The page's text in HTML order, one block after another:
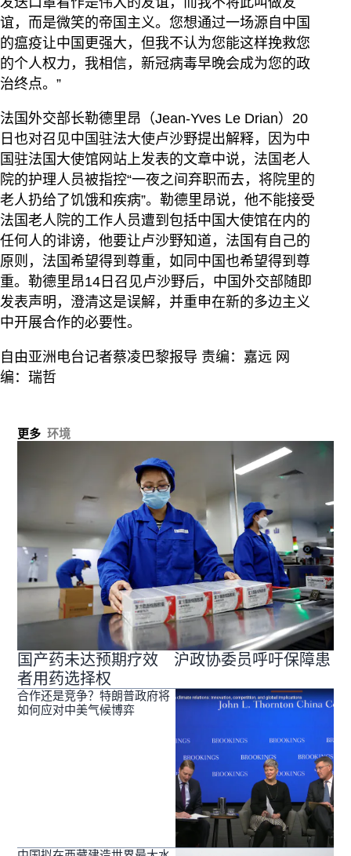
谊，而是微笑的帝国主义。您想通过一场源自中国
的瘟疫让中国更强大，但我不认为您能这样挽救您
的个人权力，我相信，新冠病毒早晚会成为您的政
治终点。”
法国外交部长勒德里昂（Jean-Yves Le Drian）20
日也对召见中国驻法大使卢沙野提出解释，因为中
国驻法国大使馆网站上发表的文章中说，法国老人
院的护理人员被指控“一夜之间弃职而去，将院里的
老人扔给了饥饿和疾病”。勒德里昂说，他不能接受
法国老人院的工作人员遭到包括中国大使馆在内的
任何人的诽谤，他要让卢沙野知道，法国有自己的
原则，法国希望得到尊重，如同中国也希望得到尊
重。勒德里昂14日召见卢沙野后，中国外交部随即
发表声明，澄清这是误解，并重申在新的多边主义
中开展合作的必要性。
自由亚洲电台记者蔡凌巴黎报导 责编：嘉远 网
编：瑞哲
更多 环境
国产药未达预期疗效 沪政协委员呼吁保障患
者用药选择权
合作还是竞争？特朗普政府将
如何应对中美气候博弈